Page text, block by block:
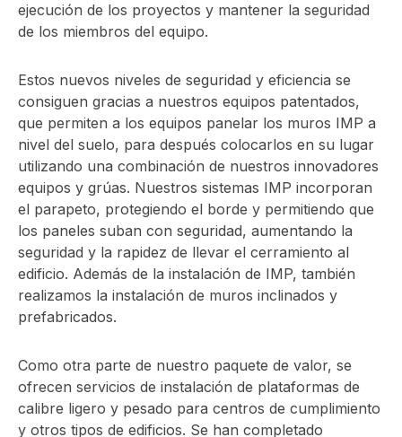
ejecución de los proyectos y mantener la seguridad
de los miembros del equipo.
Estos nuevos niveles de seguridad y eficiencia se
consiguen gracias a nuestros equipos patentados,
que permiten a los equipos panelar los muros IMP a
nivel del suelo, para después colocarlos en su lugar
utilizando una combinación de nuestros innovadores
equipos y grúas. Nuestros sistemas IMP incorporan
el parapeto, protegiendo el borde y permitiendo que
los paneles suban con seguridad, aumentando la
seguridad y la rapidez de llevar el cerramiento al
edificio. Además de la instalación de IMP, también
realizamos la instalación de muros inclinados y
prefabricados.
Como otra parte de nuestro paquete de valor, se
ofrecen servicios de instalación de plataformas de
calibre ligero y pesado para centros de cumplimiento
y otros tipos de edificios. Se han completado